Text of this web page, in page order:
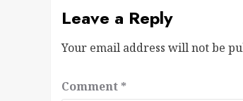
Leave a Reply
Your email address will not be
Comment *